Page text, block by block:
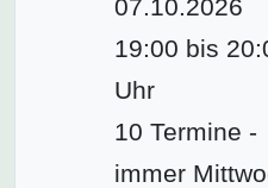
07.10.2026
19:00 bis
Uhr
10 Termine -
immer